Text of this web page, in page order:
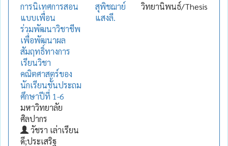
การนิเทศการสอน
แบบเพื่อน
ร่วมพัฒนาวิชาชีพ
เพื่อพัฒนาผล
สัมฤทธิ์ทางการ
เรียนวิชา
คณิตศาสตร์ของ
นักเรียนชั้นประถม
ศึกษาปีที่ 1-6
มหาวิทยาลัย
ศิลปากร
วัชรา เล่าเรียน
ดี;ประเสริฐ
สุพิชฌาย์
แสงลี.
วิทยานิพนธ์/Thesis